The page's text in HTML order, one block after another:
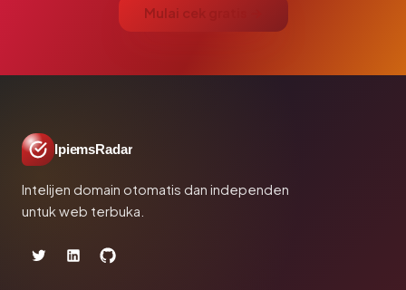
Mulai cek gratis →
IpiemsRadar
Intelijen domain otomatis dan independen
untuk web terbuka.